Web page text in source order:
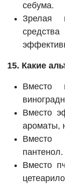
себума.
Зрелая
15. Какие
Вместо
Вместо
ароматы,
Вместо
пантенол.
Вместо